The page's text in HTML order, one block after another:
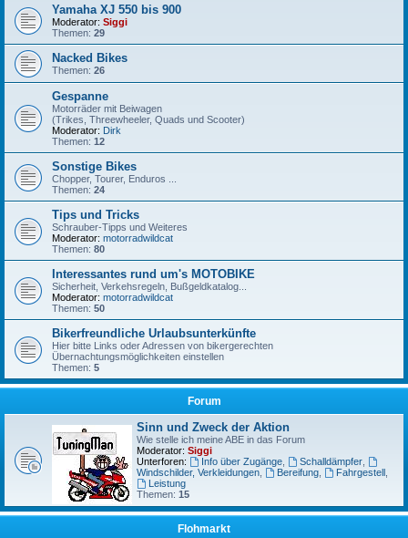
Yamaha XJ 550 bis 900
Moderator: Siggi
Themen: 29
Nacked Bikes
Themen: 26
Gespanne
Motorräder mit Beiwagen
(Trikes, Threewheeler, Quads und Scooter)
Moderator: Dirk
Themen: 12
Sonstige Bikes
Chopper, Tourer, Enduros ...
Themen: 24
Tips und Tricks
Schrauber-Tipps und Weiteres
Moderator: motorradwildcat
Themen: 80
Interessantes rund um's MOTOBIKE
Sicherheit, Verkehsregeln, Bußgeldkatalog...
Moderator: motorradwildcat
Themen: 50
Bikerfreundliche Urlaubsunterkünfte
Hier bitte Links oder Adressen von bikergerechten
Übernachtungsmöglichkeiten einstellen
Themen: 5
Forum
Sinn und Zweck der Aktion
Wie stelle ich meine ABE in das Forum
Moderator: Siggi
Unterforen:
Info über Zugänge, Schalldämpfer,
Windschilder, Verkleidungen
Bereifung, Fahrgestell,
Leistung
Themen: 15
Flohmarkt